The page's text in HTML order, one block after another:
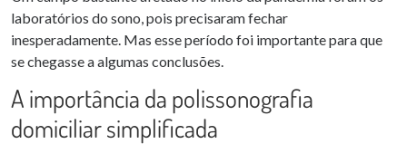
laboratórios do sono, pois precisaram fechar
inesperadamente. Mas esse período foi importante para que
se chegasse a algumas conclusões.
A importância da polissonografia
domiciliar simplificada